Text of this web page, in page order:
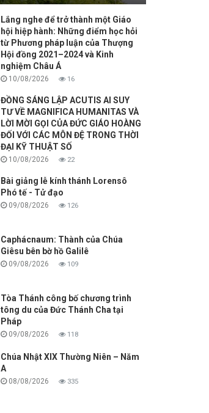
Lắng nghe để trở thành một Giáo
hội hiệp hành: Những điểm học hỏi
từ Phương pháp luận của Thượng
Hội đồng 2021–2024 và Kinh
nghiệm Châu Á
10/08/2026 16
ĐỒNG SÁNG LẬP ACUTIS AI SUY
TƯ VỀ MAGNIFICA HUMANITAS VÀ
LỜI MỜI GỌI CỦA ĐỨC GIÁO HOÀNG
ĐỐI VỚI CÁC MÔN ĐỆ TRONG THỜI
ĐẠI KỸ THUẬT SỐ
10/08/2026 22
Bài giảng lễ kính thánh Lorensô
Phó tế - Tử đạo
09/08/2026 126
Caphácnaum: Thành của Chúa
Giêsu bên bờ hồ Galilê
09/08/2026 109
Tòa Thánh công bố chương trình
tông du của Đức Thánh Cha tại
Pháp
09/08/2026 118
Chúa Nhật XIX Thường Niên – Năm
A
08/08/2026 335